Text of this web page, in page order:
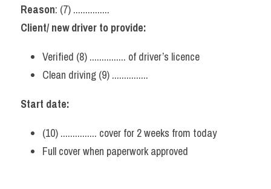
Reason: (7) ...............
Client/ new driver to provide:
Verified (8) ............... of driver’s licence
Clean driving (9) ...............
Start date:
(10) ............... cover for 2 weeks from today
Full cover when paperwork approved